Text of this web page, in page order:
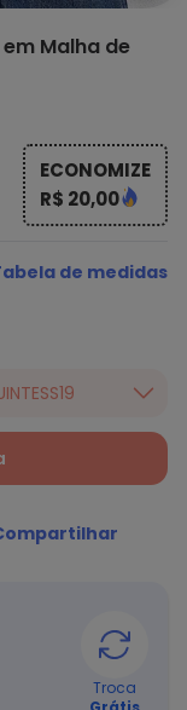
Malha de
ECONOMIZE
R$ 20,00
de medidas
o cupom:
até 07/08/2026.
Troca